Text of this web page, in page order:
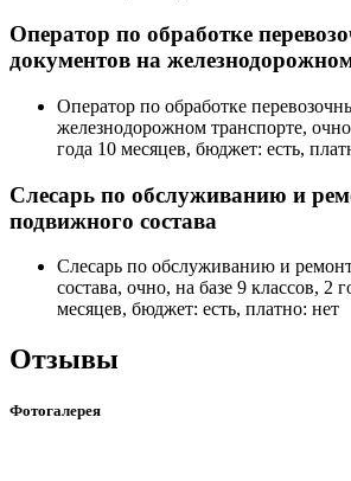
Оператор по обработке
документов на
Оператор по обработке
железнодорожном транспорте,
года 10 месяцев, бюджет: есть,
Слесарь по обслуживанию и
подвижного состава
Слесарь по обслуживанию и
состава, очно, на базе 9 классов, 2
месяцев, бюджет: есть, платно: нет
Отзывы
Фотогалерея